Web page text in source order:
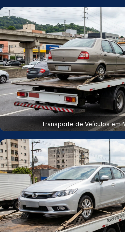
Transporte de Veículos em